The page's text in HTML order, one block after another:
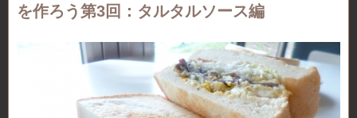
を作ろう第3回：タルタルソース編